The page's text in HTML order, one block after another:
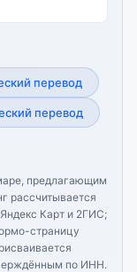
перевод
перевод
предлагающим
рассчитывается
Карт и 2ГИС;
страницу
по ИНН.